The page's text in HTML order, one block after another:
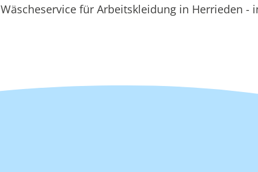
Wäscheservice für Arbeitskleidung in Herrieden -